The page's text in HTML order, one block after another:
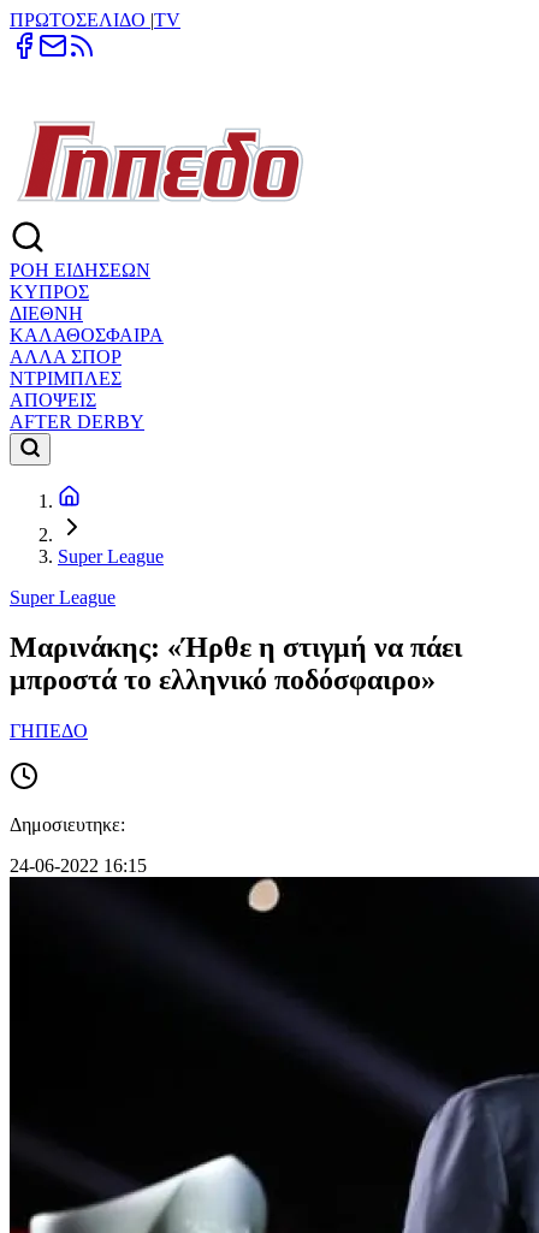
ΠΡΩΤΟΣΕΛΙΔΟ |TV
ΡΟΗ ΕΙΔΗΣΕΩΝ
ΚΥΠΡΟΣ
ΔΙΕΘΝΗ
ΚΑΛΑΘΟΣΦΑΙΡΑ
ΑΛΛΑ ΣΠΟΡ
ΝΤΡΙΜΠΛΕΣ
ΑΠΟΨΕΙΣ
AFTER DERBY
Super League
Super League
Μαρινάκης: «Ήρθε η στιγμή να πάει
μπροστά το ελληνικό ποδόσφαιρο»
ΓΗΠΕΔΟ
Δημοσιευτηκε:
24-06-2022 16:15